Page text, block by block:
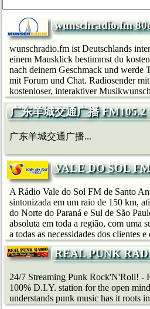
wunschradio.fm
wunschradio.fm ist Deutschlands
einem Mausklick bestimmst du
nach deinem Geschmack und werde
mit Forum und Chat. Radiosender
kostenloser, interaktiver
广东羊城交通广播 FM105.2
广东羊城交通广播...
VALE DO SOL FM
A Rádio Vale do Sol FM de Santo
sintonizada em um raio de 150 km,
do Norte do Paraná e Sul de São
absoluta em toda a região, com uma
a todas as necessidades dos clientes
REAL PUNK
24/7 Streaming Punk Rock'N'Roll!
100% D.I.Y. station for the open
understands punk music has it roots